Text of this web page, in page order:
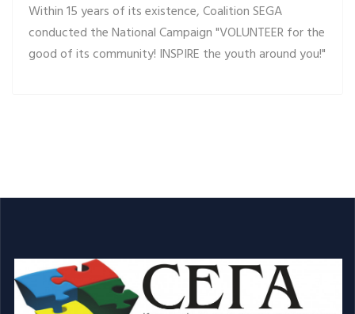
Within 15 years of its existence, Coalition SEGA
conducted the National Campaign "VOLUNTEER for the
good of its community! INSPIRE the youth around you!"